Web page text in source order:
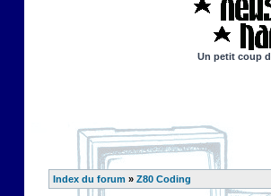
Un petit coup
Index du forum » Z80 Coding